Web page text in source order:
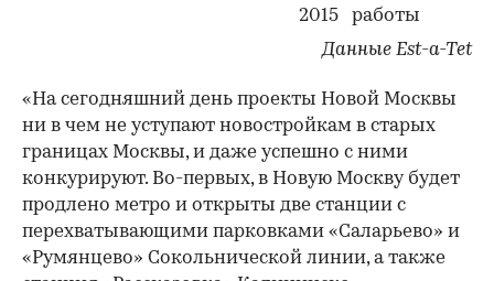
2015
работы
Данные Est-a-Tet
«На сегодняшний день проекты Новой Москвы
ни в чем не уступают новостройкам в старых
границах Москвы, и даже успешно с ними
конкурируют. Во-первых, в Новую Москву будет
продлено метро и открыты две станции c
перехватывающими парковками «Саларьево» и
«Румянцево» Сокольнической линии, а также